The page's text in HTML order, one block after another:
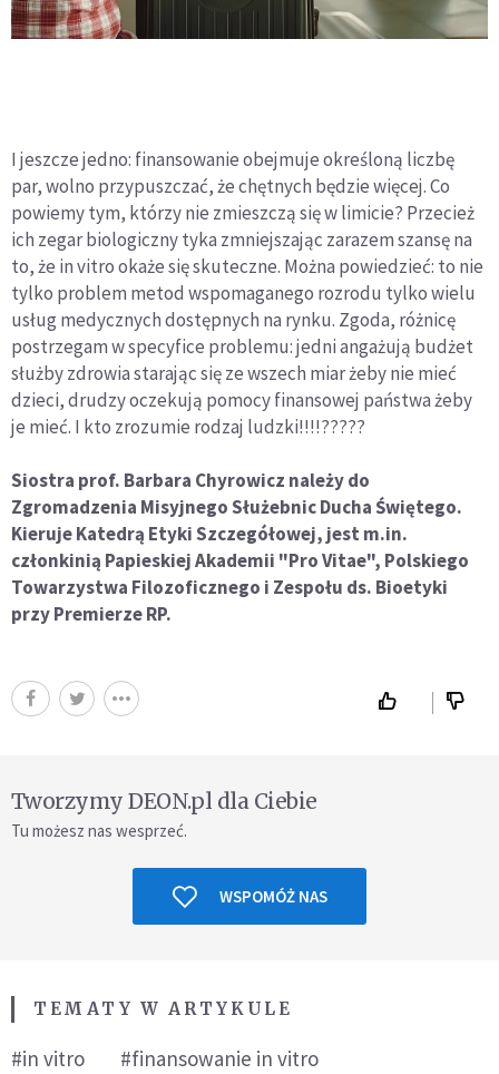
I jeszcze jedno: finansowanie obejmuje określoną liczbę
par, wolno przypuszczać, że chętnych będzie więcej. Co
powiemy tym, którzy nie zmieszczą się w limicie? Przecież
ich zegar biologiczny tyka zmniejszając zarazem szansę na
to, że in vitro okaże się skuteczne. Można powiedzieć: to nie
tylko problem metod wspomaganego rozrodu tylko wielu
usług medycznych dostępnych na rynku. Zgoda, różnicę
postrzegam w specyfice problemu: jedni angażują budżet
służby zdrowia starając się ze wszech miar żeby nie mieć
dzieci, drudzy oczekują pomocy finansowej państwa żeby
je mieć. I kto zrozumie rodzaj ludzki!!!!?????
Siostra prof. Barbara Chyrowicz należy do
Zgromadzenia Misyjnego Służebnic Ducha Świętego.
Kieruje Katedrą Etyki Szczegółowej, jest m.in.
członkinią Papieskiej Akademii "Pro Vitae", Polskiego
Towarzystwa Filozoficznego i Zespołu ds. Bioetyki
przy Premierze RP.
Tworzymy DEON.pl dla Ciebie
Tu możesz nas wesprzeć.
WSPOMÓŻ NAS
TEMATY W ARTYKULE
#in vitro #finansowanie in vitro